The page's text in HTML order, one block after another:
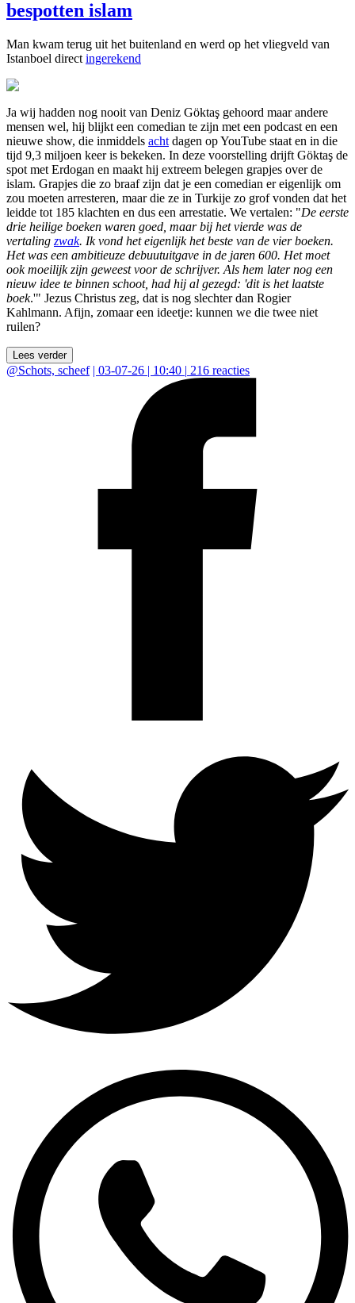
bespotten islam
Man kwam terug uit het buitenland en werd op het vliegveld van
Istanboel direct ingerekend
Ja wij hadden nog nooit van Deniz Göktaş gehoord maar andere
mensen wel, hij blijkt een comedian te zijn met een podcast en een
nieuwe show, die inmiddels acht dagen op YouTube staat en in die
tijd 9,3 miljoen keer is bekeken. In deze voorstelling drijft Göktaş de
spot met Erdogan en maakt hij extreem belegen grapjes over de
islam. Grapjes die zo braaf zijn dat je een comedian er eigenlijk om
zou moeten arresteren, maar die ze in Turkije zo grof vonden dat het
leidde tot 185 klachten en dus een arrestatie. We vertalen: "De eerste
drie heilige boeken waren goed, maar bij het vierde was de
vertaling zwak. Ik vond het eigenlijk het beste van de vier boeken.
Het was een ambitieuze debuutuitgave in de jaren 600. Het moet
ook moeilijk zijn geweest voor de schrijver. Als hem later nog een
nieuw idee te binnen schoot, had hij al gezegd: 'dit is het laatste
boek.'" Jezus Christus zeg, dat is nog slechter dan Rogier
Kahlmann. Afijn, zomaar een ideetje: kunnen we die twee niet
ruilen?
Lees verder
@Schots, scheef | 03-07-26 | 10:40 | 216 reacties